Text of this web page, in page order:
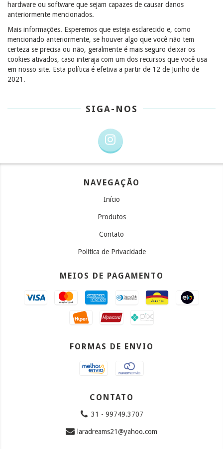
hardware ou software que sejam capazes de causar danos
anteriormente mencionados.
Mais informações. Esperemos que esteja esclarecido e, como
mencionado anteriormente, se houver algo que você não tem
certeza se precisa ou não, geralmente é mais seguro deixar os
cookies ativados, caso interaja com um dos recursos que você usa
em nosso site. Esta política é efetiva a partir de 12 de Junho de
2021.
SIGA-NOS
NAVEGAÇÃO
Início
Produtos
Contato
Politica de Privacidade
MEIOS DE PAGAMENTO
FORMAS DE ENVIO
CONTATO
31 - 99749.3707
laradreams21@yahoo.com